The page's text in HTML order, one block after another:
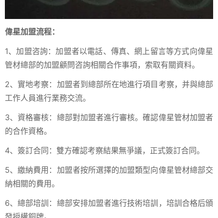
偉星加盟流程：
1、加盟咨詢：加盟者以電話、傳真、網上留言等方式向偉星
管材總部的加盟顧問咨詢相關合作事項，索取有關資料。
2、實地考察：加盟者到總部所在地進行項目考察，并與總部
工作人員進行業務交流。
3、資格審核：總部對加盟者進行審核。確認偉星管材加盟者
的合作資格。
4、簽訂合同：雙方確認考察結果無爭議，正式簽訂合同。
5、繳納費用：加盟者按所選擇的加盟類型向偉星管材總部交
納相關的費用。
6、總部培訓：總部安排加盟者進行技術培訓，培訓合格后頒